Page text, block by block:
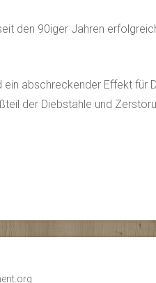
den 90iger Jahren
abschreckender Effekt für
der Diebstähle und